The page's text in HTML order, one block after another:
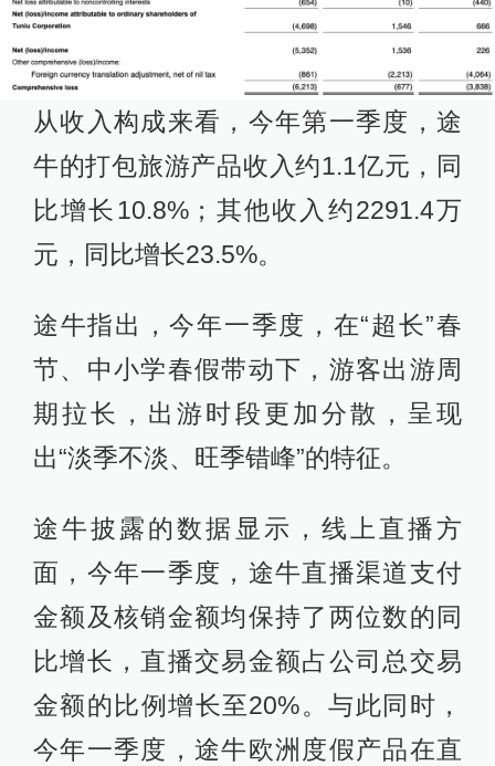
从收入构成来看，今年第一季度，途
牛的打包旅游产品收入约1.1亿元，同
比增长10.8%；其他收入约2291.4万
元，同比增长23.5%。
途牛指出，今年一季度，在“超长”春
节、中小学春假带动下，游客出游周
期拉长，出游时段更加分散，呈现
出“淡季不淡、旺季错峰”的特征。
途牛披露的数据显示，线上直播方
面，今年一季度，途牛直播渠道支付
金额及核销金额均保持了两位数的同
比增长，直播交易金额占公司总交易
金额的比例增长至20%。与此同时，
今年一季度，途牛欧洲度假产品在直